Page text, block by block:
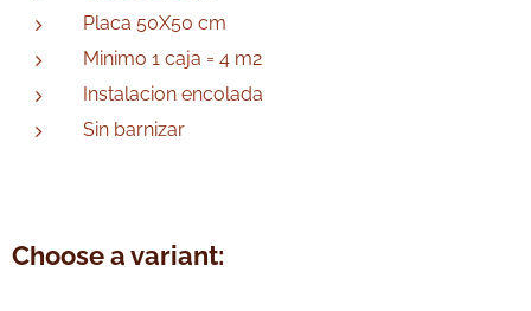
Placa 50X50 cm
Minimo 1 caja = 4 m2
Instalacion encolada
Sin barnizar
Choose a variant: